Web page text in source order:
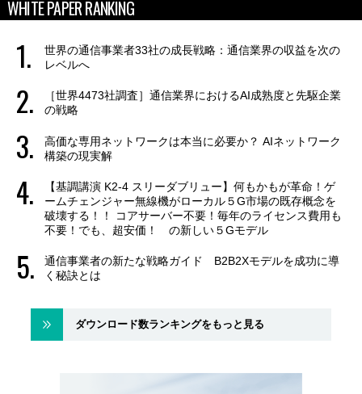
WHITE PAPER RANKING
世界の通信事業者33社の成長戦略：通信業界の収益を次の
レベルへ
［世界4473社調査］通信業界におけるAI成熟度と先駆企業
の戦略
高価な専用ネットワークは本当に必要か？ AIネットワーク
構築の現実解
【基調講演 K2-4 スリーダブリュー】何もかもが革命！ゲ
ームチェンジャー無線機がローカル５G市場の既存概念を
破壊する！！ コアサーバー不要！毎年のライセンス費用も
不要！でも、超安価！ の新しい５Gモデル
通信事業者の新たな戦略ガイド B2B2Xモデルを成功に導
く秘訣とは
ダウンロード数ランキングをもっと見る